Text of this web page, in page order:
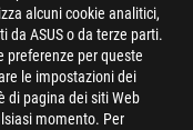
alcuni cookie analitici,
ASUS o da terze parti.
preferenze per queste
le impostazioni dei
di pagina dei siti Web
momento. Per